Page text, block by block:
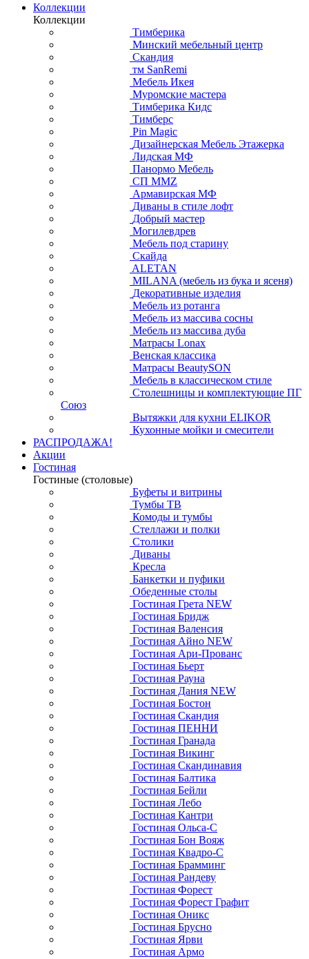
Коллекции
Коллекции
Тимберика
Минский мебельный центр
Скандия
тм SanRemi
Мебель Икея
Муромские мастера
Тимберика Кидс
Тимберс
Pin Magic
Дизайнерская Мебель Этажерка
Лидская МФ
Панормо Мебель
СП ММZ
Армавирская МФ
Диваны в стиле лофт
Добрый мастер
Могилевдрев
Мебель под старину
Скайда
ALETAN
MILANA (мебель из бука и ясеня)
Декоративные изделия
Мебель из ротанга
Мебель из массива сосны
Мебель из массива дуба
Матрасы Lonax
Венская классика
Матрасы BeautySON
Мебель в классическом стиле
Столешницы и комплектующие ПГ
Союз
Вытяжки для кухни ELIKOR
Кухонные мойки и смесители
РАСПРОДАЖА!
Акции
Гостиная
Гостиные (столовые)
Буфеты и витрины
Тумбы ТВ
Комоды и тумбы
Стеллажи и полки
Столики
Диваны
Кресла
Банкетки и пуфики
Обеденные столы
Гостиная Грета NEW
Гостиная Бридж
Гостиная Валенсия
Гостиная Айно NEW
Гостиная Ари-Прованс
Гостиная Бьерт
Гостиная Рауна
Гостиная Дания NEW
Гостиная Бостон
Гостиная Скандия
Гостиная ПЕННИ
Гостиная Гранада
Гостиная Викинг
Гостиная Скандинавия
Гостиная Балтика
Гостиная Бейли
Гостиная Лебо
Гостиная Кантри
Гостиная Ольса-С
Гостиная Бон Вояж
Гостиная Квадро-С
Гостиная Брамминг
Гостиная Рандеву
Гостиная Форест
Гостиная Форест Графит
Гостиная Оникс
Гостиная Брусно
Гостиная Ярви
Гостиная Армо